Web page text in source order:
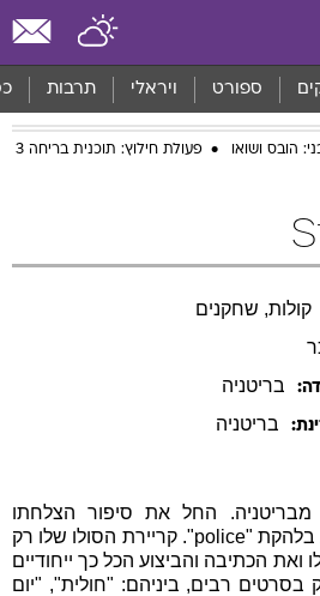
ספורט ויראלי תרבות
הובס ושואו פעולת חילוץ: תוכנית בריחה 3
קולות, שחקנים
בריטניה
בריטניה
החל את סיפור הצלחתו
בשנות ה80, כמנהיג וכותב בלהקת "police". קריירת הסולו שלו רק
ואת הכתיבה והביצוע הכל כך ייחודיים
רבים, ביניהם: "חולית", "יום